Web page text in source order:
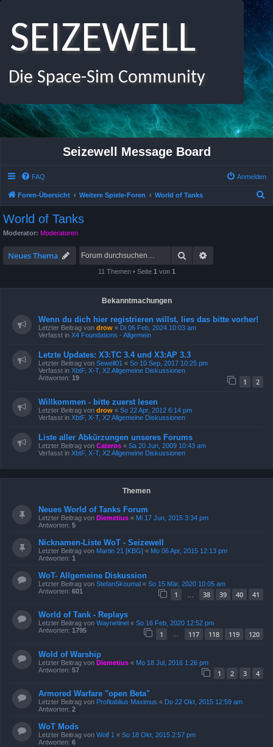
SEIZEWELL
Die Space-Sim Community
Seizewell Message Board
FAQ Anmelden
Foren-Übersicht Weitere Spiele-Foren World of Tanks
World of Tanks
Moderator: Moderatoren
Neues Thema Suche
11 Themen • Seite 1 von 1
Bekanntmachungen
Wenn du dich hier registrieren willst, lies das bitte vorher!
Letzter Beitrag von drow « Di 06 Feb, 2024 10:03 am
Verfasst in X4 Foundations - Allgemein
Letzte Updates: X3:TC 3.4 und X3:AP 3.3
Letzter Beitrag von Sewell01 « So 10 Sep, 2017 10:25 pm
Verfasst in XbtF, X-T, X2 Allgemeine Diskussionen
Antworten: 19 1 2
Willkommen - bitte zuerst lesen
Letzter Beitrag von drow « So 22 Apr, 2012 6:14 pm
Verfasst in XbtF, X-T, X2 Allgemeine Diskussionen
Liste aller Abkürzungen unseres Forums
Letzter Beitrag von Cateros « Sa 20 Jun, 2009 10:43 am
Verfasst in XbtF, X-T, X2 Allgemeine Diskussionen
Themen
Neues World of Tanks Forum
Letzter Beitrag von Diemetius « Mi 17 Jun, 2015 3:34 pm
Antworten: 5
Nicknamen-Liste WoT - Seizewell
Letzter Beitrag von Martin 21 [KBG] « Mo 06 Apr, 2015 12:13 pm
Antworten: 1
WoT- Allgemeine Diskussion
Letzter Beitrag von StefanSkoumal « So 15 Mär, 2020 10:05 am
Antworten: 601 1 38 39 40 41
World of Tank - Replays
Letzter Beitrag von Waynetinel « So 16 Feb, 2020 12:52 pm
Antworten: 1795 1 117 118 119 120
Wold of Warship
Letzter Beitrag von Diemetius « Mo 18 Jul, 2016 1:26 pm
Antworten: 57 1 2 3 4
Armored Warfare "open Beta"
Letzter Beitrag von Profitablius Maximus « Do 22 Okt, 2015 12:59 am
Antworten: 2
WoT Mods
Letzter Beitrag von Wolf 1 « So 18 Okt, 2015 2:57 pm
Antworten: 6